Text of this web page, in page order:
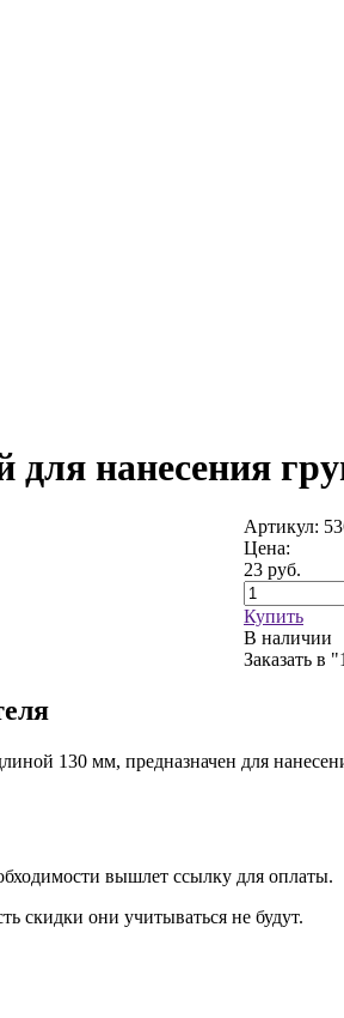
нанесения
Артикул:
Цена:
23 руб.
Купить
В наличии
Заказать в
130 мм, предназначен для
вышлет ссылку для оплаты.
скидки они учитываться не будут.